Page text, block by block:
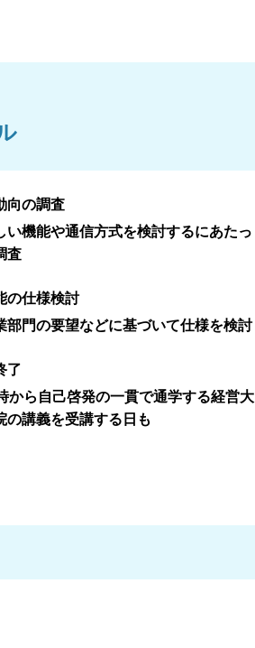
向の調査
い機能や通信方式を検討するにあたっ
査
の仕様検討
部門の要望などに基づいて仕様を検討
了
から自己啓発の一貫で通学する経営大
の講義を受講する日も